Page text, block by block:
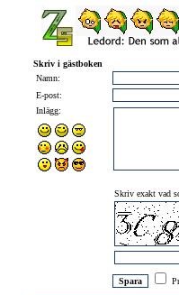
Skriv i gästboken
Namn:
E-post:
Inlägg:
Skriv exakt vad